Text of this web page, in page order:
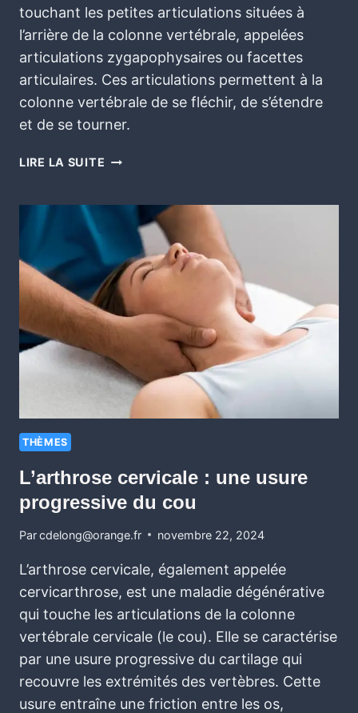
touchant les petites articulations situées à
l’arrière de la colonne vertébrale, appelées
articulations zygapophysaires ou facettes
articulaires. Ces articulations permettent à la
colonne vertébrale de se fléchir, de s’étendre
et de se tourner.
LIRE LA SUITE
THÈMES
L’arthrose cervicale : une usure
progressive du cou
Parcdelong@orange.fr novembre 22, 2024
L’arthrose cervicale, également appelée
cervicarthrose, est une maladie dégénérative
qui touche les articulations de la colonne
vertébrale cervicale (le cou). Elle se caractérise
par une usure progressive du cartilage qui
recouvre les extrémités des vertèbres. Cette
usure entraîne une friction entre les os,